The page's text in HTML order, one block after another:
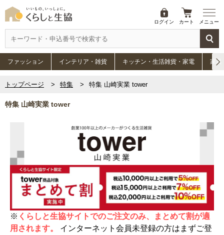
ログイン カート メニュー
ファッション インテリア・雑貨 キッチン・生活雑貨・家電 家具
トップページ 特集 特集 山崎実業 tower
特集 山崎実業 tower
※ くらしと生協サイトでのご注文のみ、まとめて割が適
用されます。
インターネット会員未登録の方はまずご登